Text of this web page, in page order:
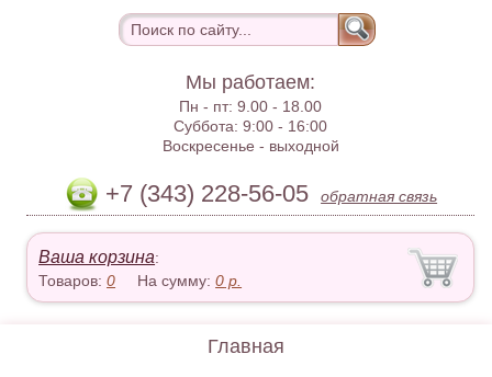
Мы работаем:
Пн - пт:9.00 - 18.00
Суббота:9:00 - 16:00
Воскресенье - выходной
+7 (343) 228-56-05 обратная связь
Ваша корзина:
Товаров:0 На сумму:0 р.
Главная